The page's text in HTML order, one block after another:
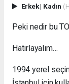
Erkek| Kadın
Peki nedir bu
Hatırlayalım…
1994 yerel